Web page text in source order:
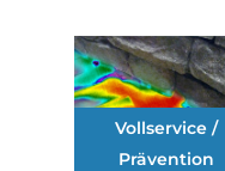
Vollservice /
Prävention